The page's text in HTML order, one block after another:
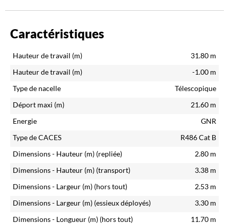
Caractéristiques
Hauteur de travail (m) 31.80 m
Hauteur de travail (m)
-1.00 m
Type de nacelle
Télescopique
Déport maxi (m)
21.60 m
Energie
GNR
Type de CACES
R486 Cat B
Dimensions - Hauteur (m) (repliée) 2.80 m
Dimensions - Hauteur (m) (transport) 3.38 m
Dimensions - Largeur (m) (hors tout) 2.53 m
Dimensions - Largeur (m) (essieux déployés) 3.30 m
Dimensions - Longueur (m) (hors tout) 11.70 m